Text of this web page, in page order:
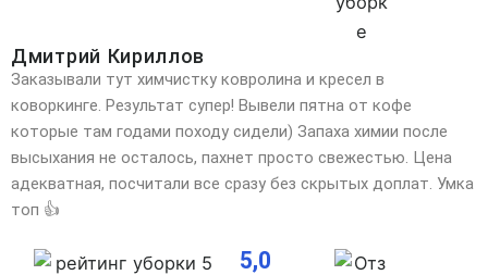
Дмитрий Кириллов
Заказывали тут химчистку ковролина и кресел в
коворкинге. Результат супер! Вывели пятна от кофе
которые там годами походу сидели) Запаха химии после
высыхания не осталось, пахнет просто свежестью. Цена
адекватная, посчитали все сразу без скрытых доплат. Умка
топ 👍
5,0